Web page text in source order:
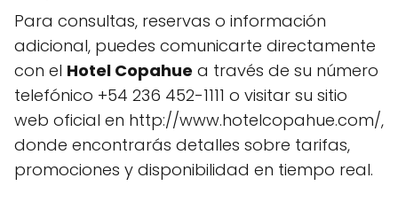
Para consultas, reservas o información
adicional, puedes comunicarte directamente
con el Hotel Copahue a través de su número
telefónico +54 236 452-1111 o visitar su sitio
web oficial en http://www.hotelcopahue.com/,
donde encontrarás detalles sobre tarifas,
promociones y disponibilidad en tiempo real.